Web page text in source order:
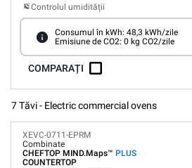
Controlul umidității
Consumul în kWh: 48,3 kWh/zile
Emisiune de CO2: 0 kg CO2/zile
COMPARAȚI
7 Tăvi - Electric commercial ovens
XEVC-0711-EPRM
Combinate
CHEFTOP MIND.Maps™ PLUS
COUNTERTOP